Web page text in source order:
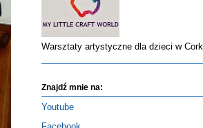
Warsztaty artystyczne dla dzieci w Cork
Znajdź mnie na:
Youtube